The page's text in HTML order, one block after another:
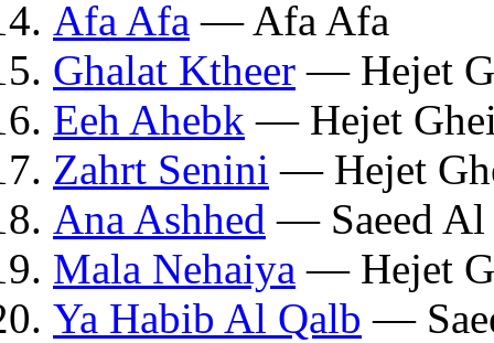
Afa Afa — Afa Afa
Ghalat Ktheer — Hejet
Eeh Ahebk — Hejet
Zahrt Senini — Hejet
Ana Ashhed — Saeed Al
Mala Nehaiya — Hejet
Ya Habib Al Qalb —